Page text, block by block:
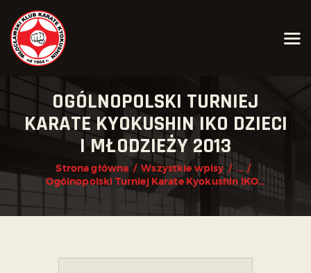
OGÓLNOPOLSKI TURNIEJ
KARATE KYOKUSHIN IKO DZIECI
I MŁODZIEŻY 2013
Strona główna Wszystkie wpisy
...
Ogólnopolski Turniej Karate Kyokushin IKO...
AKTUALNOŚCI
O KLUBIE
KARATE KYOKUSHIN
JOGA
KALENDARZ IMPREZ
GRAFIK
KONTAKT